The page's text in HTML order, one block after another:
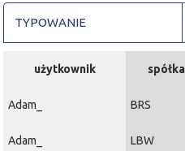
TYPOWANIE
użytkownik spółka
Adam_ BRS
Adam_ LBW